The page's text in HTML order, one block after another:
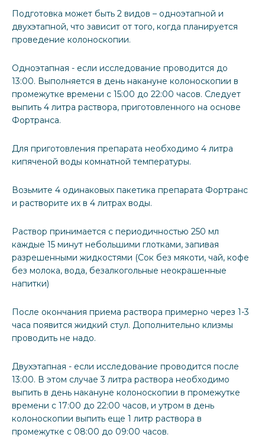
Подготовка может быть 2 видов – одноэтапной и
двухэтапной, что зависит от того, когда планируется
проведение колоноскопии.
Одноэтапная - если исследование проводится до
13:00. Выполняется в день накануне колоноскопии в
промежутке времени с 15:00 до 22:00 часов. Следует
выпить 4 литра раствора, приготовленного на основе
Фортранса.
Для приготовления препарата необходимо 4 литра
кипяченой воды комнатной температуры.
Возьмите 4 одинаковых пакетика препарата Фортранс
и растворите их в 4 литрах воды.
Раствор принимается с периодичностью 250 мл
каждые 15 минут небольшими глотками, запивая
разрешенными жидкостями (Сок без мякоти, чай, кофе
без молока, вода, безалкогольные неокрашенные
напитки)
После окончания приема раствора примерно через 1-3
часа появится жидкий стул. Дополнительно клизмы
проводить не надо.
Двухэтапная - если исследование проводится после
13:00. В этом случае 3 литра раствора необходимо
выпить в день накануне колоноскопии в промежутке
времени с 17:00 до 22:00 часов, и утром в день
колоноскопии выпить еще 1 литр раствора в
промежутке с 08:00 до 09:00 часов.